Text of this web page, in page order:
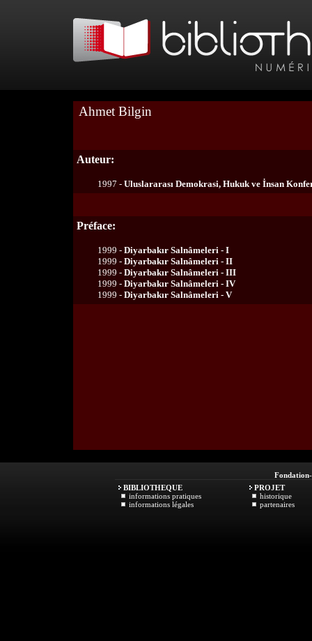
Ahmet Bilgin
Auteur:
1997 - Uluslararası Demokrasi, Hukuk ve İnsan
Préface:
1999 - Diyarbakır Salnâmeleri - I
1999 - Diyarbakır Salnâmeleri - II
1999 - Diyarbakır Salnâmeleri - III
1999 - Diyarbakır Salnâmeleri - IV
1999 - Diyarbakır Salnâmeleri - V
Fondation
BIBLIOTHEQUE
informations pratiques
informations légales
PROJET
historique
partenaires